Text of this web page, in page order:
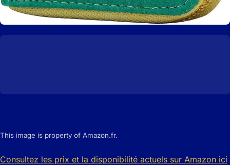
This image is property of Amazon.fr.
Consultez les prix et la disponibilité actuels sur Amazon ici